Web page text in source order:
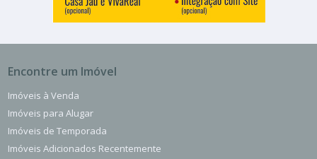
Encontre um Imóvel
Imóveis à Venda
Imóveis para Alugar
Imóveis de Temporada
Imóveis Adicionados Recentemente